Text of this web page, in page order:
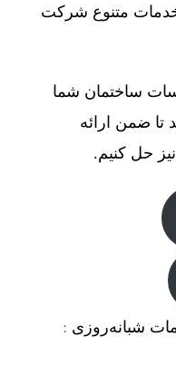
خدمات متنوع شرکت
ساختمان شما
تا ضمن ارائه
حل کنیم.
شبانه‌روزی :